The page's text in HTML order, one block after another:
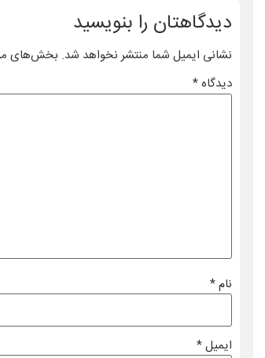
دیدگاهتان را بنویسید
نشانی ایمیل شما منتشر نخواهد شد. بخش‌های
دیدگاه*
نام*
ایمیل*